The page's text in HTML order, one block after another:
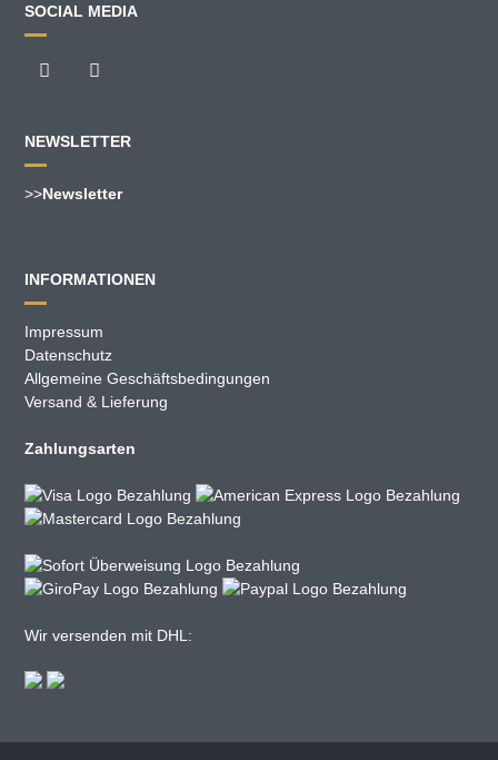
SOCIAL MEDIA
NEWSLETTER
>>Newsletter
INFORMATIONEN
Impressum
Datenschutz
Allgemeine Geschäftsbedingungen
Versand & Lieferung
Zahlungsarten
Wir versenden mit DHL: